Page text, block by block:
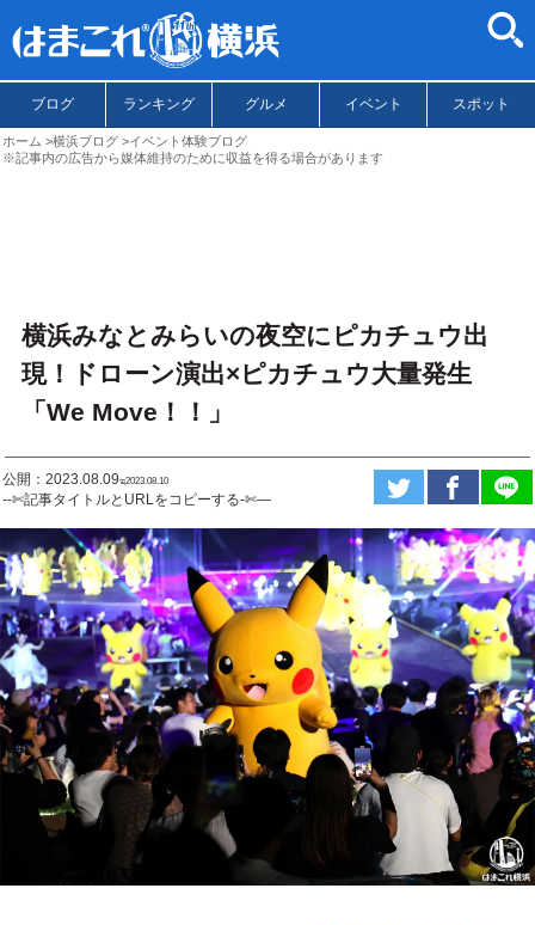
ブログ ランキング グルメ イベント スポット
ホーム 横浜ブログ
イベント体験ブログ
※記事内の広告から媒体維持のために収益を得る場合があります
横浜みなとみらいの夜空にピカチュウ出
現！ドローン演出×ピカチュウ大量発生
「We Move！！」
公開：2023.08.09ಇ2023.08.10
--✄記事タイトルとURLをコピーする-✄—